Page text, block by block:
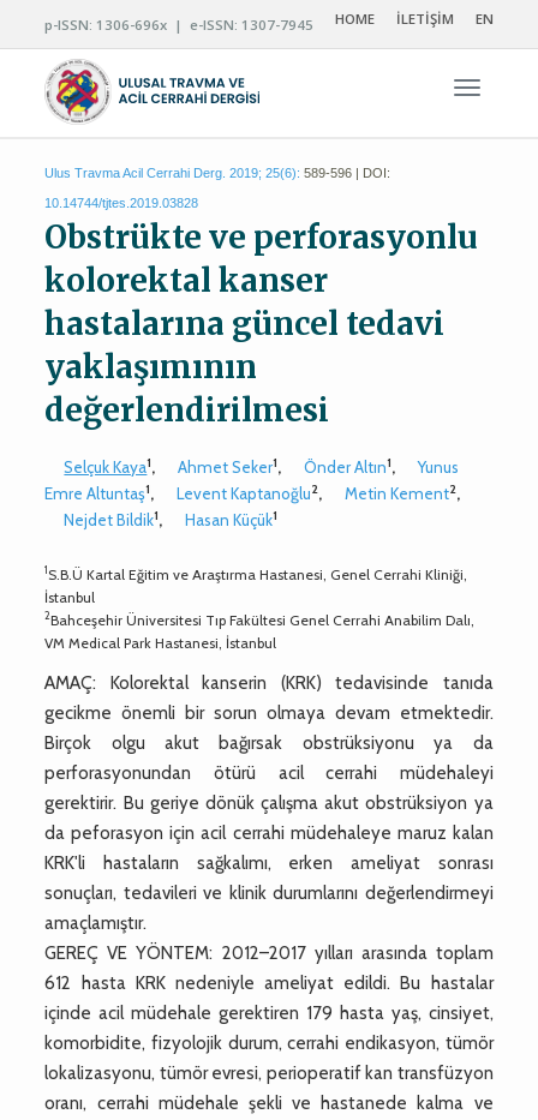
p-ISSN: 1306-696x | e-ISSN: 1307-7945 HOME İLETİŞİM EN
Ulus Travma Acil Cerrahi Derg. 2019; 25(6): 589-596 | DOI:
10.14744/tjtes.2019.03828
Obstrükte ve perforasyonlu
kolorektal kanser
hastalarına güncel tedavi
yaklaşımının
değerlendirilmesi
Selçuk Kaya1, Ahmet Seker1, Önder Altın1,
Yunus
Emre Altuntaş1, Levent Kaptanoğlu2, Metin Kement2,
Nejdet Bildik1, Hasan Küçük1
1S.B.Ü Kartal Eğitim ve Araştırma Hastanesi, Genel Cerrahi Kliniği,
İstanbul
2Bahceşehir Üniversitesi Tıp Fakültesi Genel Cerrahi Anabilim Dalı,
VM Medical Park Hastanesi, İstanbul
AMAÇ: Kolorektal kanserin (KRK) tedavisinde tanıda
gecikme önemli bir sorun olmaya devam etmektedir.
Birçok olgu akut bağırsak obstrüksiyonu ya da
perforasyonundan ötürü acil cerrahi müdehaleyi
gerektirir. Bu geriye dönük çalışma akut obstrüksiyon ya
da peforasyon için acil cerrahi müdehaleye maruz kalan
KRK'li hastaların sağkalımı, erken ameliyat sonrası
sonuçları, tedavileri ve klinik durumlarını değerlendirmeyi
amaçlamıştır.
GEREÇ VE YÖNTEM: 2012–2017 yılları arasında toplam
612 hasta KRK nedeniyle ameliyat edildi. Bu hastalar
içinde acil müdehale gerektiren 179 hasta yaş, cinsiyet,
komorbidite, fizyolojik durum, cerrahi endikasyon, tümör
lokalizasyonu, tümör evresi, perioperatif kan transfüzyon
oranı, cerrahi müdehale şekli ve hastanede kalma ve